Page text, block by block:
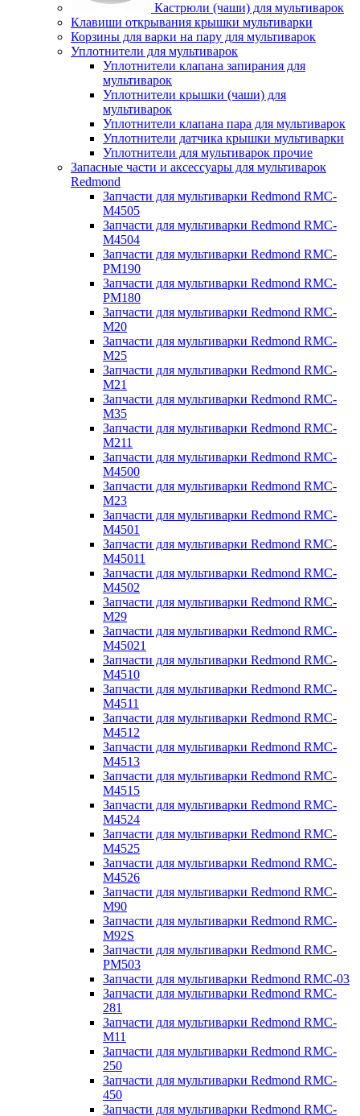
Кастрюли (чаши) для мультиварок
Клавиши открывания крышки мультиварки
Корзины для варки на пару для мультиварок
Уплотнители для мультиварок
Уплотнители клапана запирания для
мультиварок
Уплотнители крышки (чаши) для
мультиварок
Уплотнители клапана пара для мультиварок
Уплотнители датчика крышки мультиварки
Уплотнители для мультиварок прочие
Запасные части и аксессуары для мультиварок
Redmond
Запчасти для мультиварки Redmond RMC-
M4505
Запчасти для мультиварки Redmond RMC-
M4504
Запчасти для мультиварки Redmond RMC-
PM190
Запчасти для мультиварки Redmond RMC-
PM180
Запчасти для мультиварки Redmond RMC-
M20
Запчасти для мультиварки Redmond RMC-
M25
Запчасти для мультиварки Redmond RMC-
M21
Запчасти для мультиварки Redmond RMC-
M35
Запчасти для мультиварки Redmond RMC-
M211
Запчасти для мультиварки Redmond RMC-
M4500
Запчасти для мультиварки Redmond RMC-
M23
Запчасти для мультиварки Redmond RMC-
M4501
Запчасти для мультиварки Redmond RMC-
M45011
Запчасти для мультиварки Redmond RMC-
M4502
Запчасти для мультиварки Redmond RMC-
M29
Запчасти для мультиварки Redmond RMC-
M45021
Запчасти для мультиварки Redmond RMC-
M4510
Запчасти для мультиварки Redmond RMC-
M4511
Запчасти для мультиварки Redmond RMC-
M4512
Запчасти для мультиварки Redmond RMC-
M4513
Запчасти для мультиварки Redmond RMC-
M4515
Запчасти для мультиварки Redmond RMC-
M4524
Запчасти для мультиварки Redmond RMC-
M4525
Запчасти для мультиварки Redmond RMC-
M4526
Запчасти для мультиварки Redmond RMC-
M90
Запчасти для мультиварки Redmond RMC-
M92S
Запчасти для мультиварки Redmond RMC-
PM503
Запчасти для мультиварки Redmond RMC-03
Запчасти для мультиварки Redmond RMC-
281
Запчасти для мультиварки Redmond RMC-
M11
Запчасти для мультиварки Redmond RMC-
250
Запчасти для мультиварки Redmond RMC-
450
Запчасти для мультиварки Redmond RMC-